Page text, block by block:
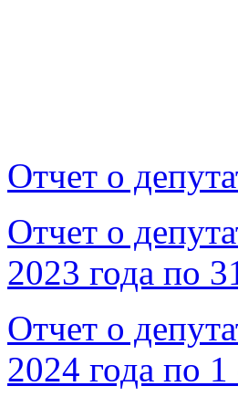
Отчет о
Отчет о
2023 года по
Отчет о
2024 года по 1